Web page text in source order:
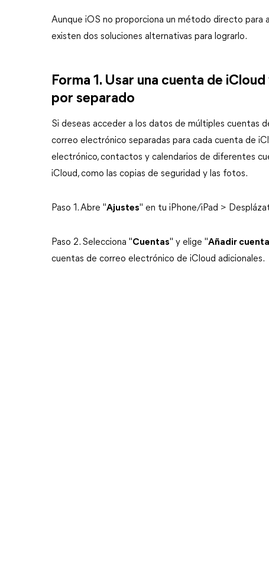
Aunque iOS no proporciona un método directo para
existen dos soluciones alternativas para lograrlo.
Forma 1. Usar una cuenta de
por separado
Si deseas acceder a los datos de múltiples cuentas
correo electrónico separadas para cada cuenta de
electrónico, contactos y calendarios de diferentes
iCloud, como las copias de seguridad y las fotos.
Paso 1. Abre "Ajustes" en tu iPhone/iPad >
Paso 2. Selecciona "Cuentas" y elige "Añadir cuenta
cuentas de correo electrónico de iCloud adicionales.